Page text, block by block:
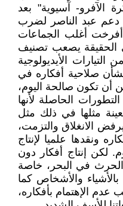
الآفرو- آسيوية" بعد
دعم عبد الناصر لضرب
أفرخت أغلب الجماعات
الحقيقة يصعب تصنيف
الأيديولوجية
صلاحية أفكاره في
أن تكون صالحة اليوم،
الحاصلة لأنها
مثلها في ذلك مثل
الانغلاق والتزمت،
ونقدها علميا لإنتاج
لكن إنتاج أفكار دون
في البحر، خاصة
والأشخاص كما
عدم الإهتمام بأفكاره،